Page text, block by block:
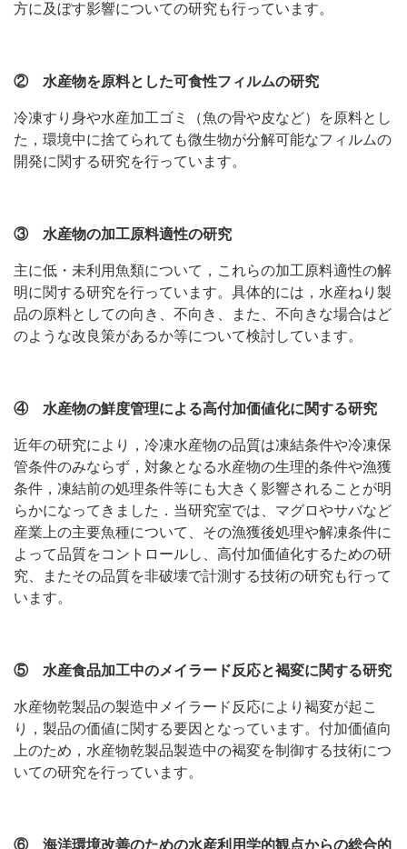
方に及ぼす影響についての研究も行っています。
② 水産物を原料とした可食性フィルムの研究
冷凍すり身や水産加工ゴミ（魚の骨や皮など）を原料とし
た，環境中に捨てられても微生物が分解可能なフィルムの
開発に関する研究を行っています。
③ 水産物の加工原料適性の研究
主に低・未利用魚類について，これらの加工原料適性の解
明に関する研究を行っています。具体的には，水産ねり製
品の原料としての向き、不向き、また、不向きな場合はど
のような改良策があるか等について検討しています。
④ 水産物の鮮度管理による高付加価値化に関する研究
近年の研究により，冷凍水産物の品質は凍結条件や冷凍保
管条件のみならず，対象となる水産物の生理的条件や漁獲
条件，凍結前の処理条件等にも大きく影響されることが明
らかになってきました．当研究室では、マグロやサバなど
産業上の主要魚種について、その漁獲後処理や解凍条件に
よって品質をコントロールし、高付加価値化するための研
究、またその品質を非破壊で計測する技術の研究も行って
います。
⑤ 水産食品加工中のメイラード反応と褐変に関する研究
水産物乾製品の製造中メイラード反応により褐変が起こ
り，製品の価値に関する要因となっています。付加価値向
上のため，水産物乾製品製造中の褐変を制御する技術につ
いての研究を行っています。
⑥ 海洋環境改善のための水産利用学的観点からの総合的